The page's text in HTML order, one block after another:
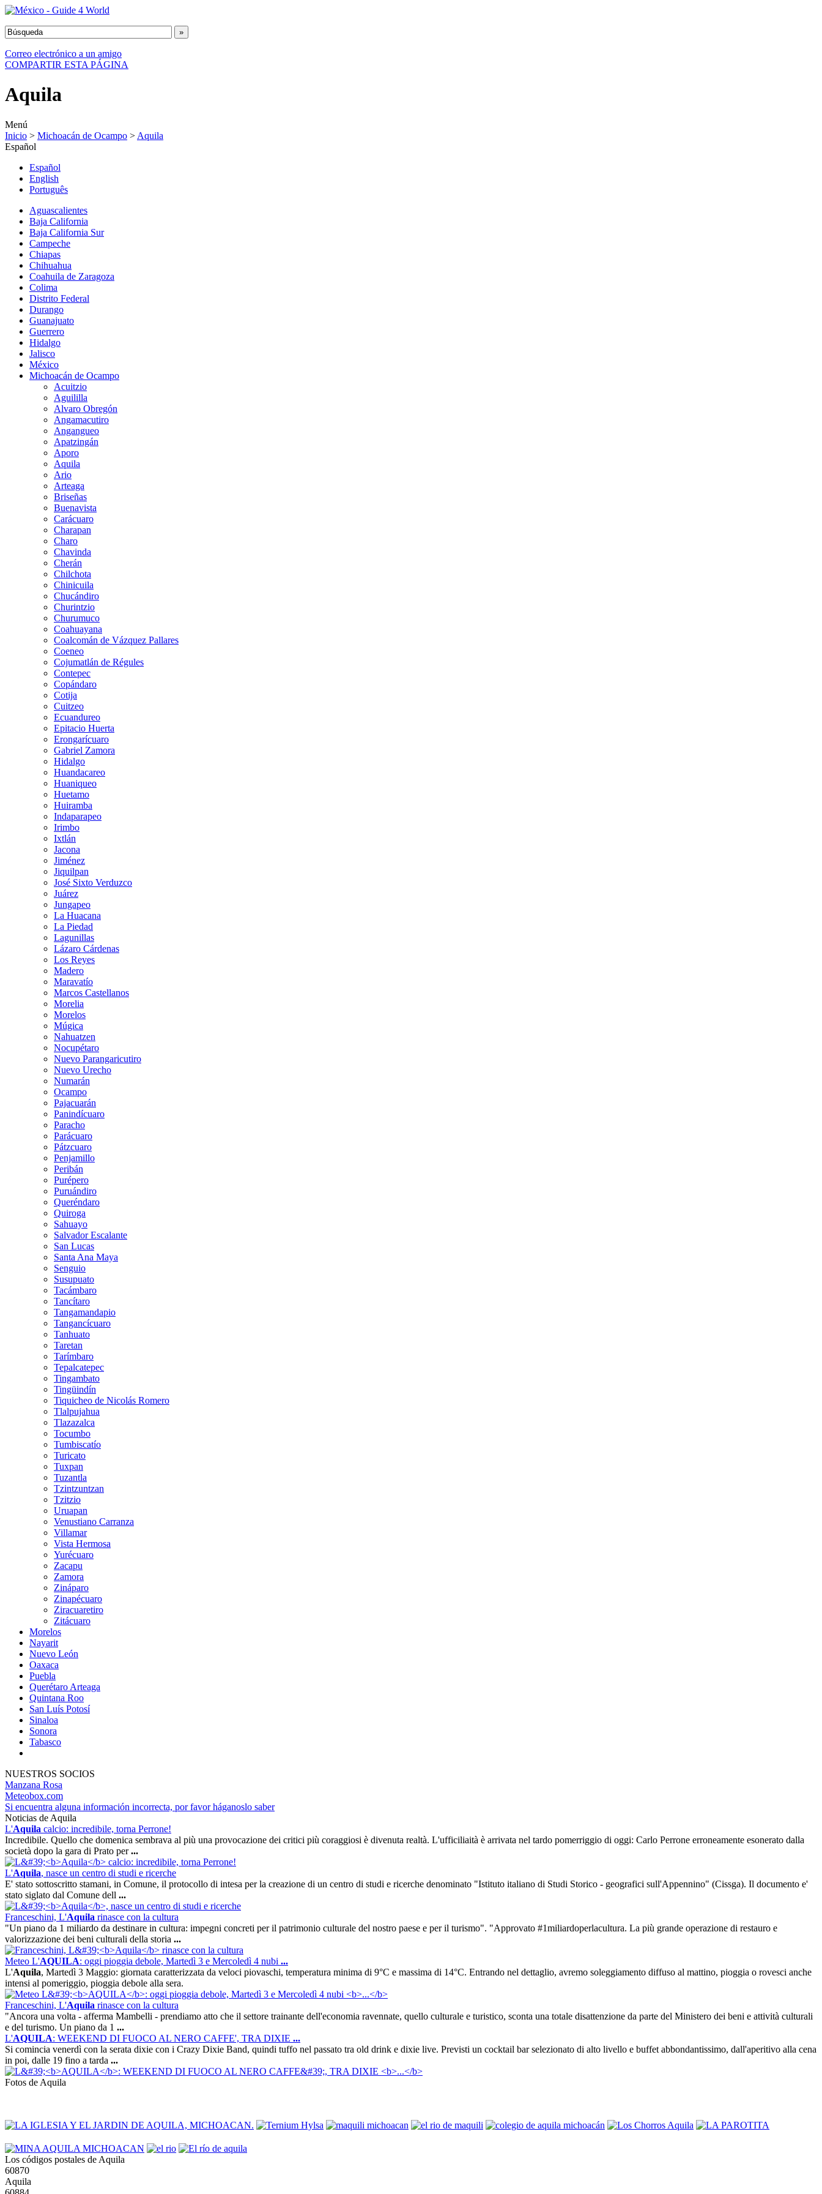
Correo electrónico a un amigo
COMPARTIR ESTA PÁGINA
Aquila
Menú
Inicio > Michoacán de Ocampo > Aquila
Español
Español
English
Português
Aguascalientes
Baja California
Baja California Sur
Campeche
Chiapas
Chihuahua
Coahuila de Zaragoza
Colima
Distrito Federal
Durango
Guanajuato
Guerrero
Hidalgo
Jalisco
México
Michoacán de Ocampo
Acuitzio
Aguililla
Alvaro Obregón
Angamacutiro
Angangueo
Apatzingán
Aporo
Aquila
Ario
Arteaga
Briseñas
Buenavista
Carácuaro
Charapan
Charo
Chavinda
Cherán
Chilchota
Chinicuila
Chucándiro
Churintzio
Churumuco
Coahuayana
Coalcomán de Vázquez Pallares
Coeneo
Cojumatlán de Régules
Contepec
Copándaro
Cotija
Cuitzeo
Ecuandureo
Epitacio Huerta
Erongarícuaro
Gabriel Zamora
Hidalgo
Huandacareo
Huaniqueo
Huetamo
Huiramba
Indaparapeo
Irimbo
Ixtlán
Jacona
Jiménez
Jiquilpan
José Sixto Verduzco
Juárez
Jungapeo
La Huacana
La Piedad
Lagunillas
Lázaro Cárdenas
Los Reyes
Madero
Maravatío
Marcos Castellanos
Morelia
Morelos
Múgica
Nahuatzen
Nocupétaro
Nuevo Parangaricutiro
Nuevo Urecho
Numarán
Ocampo
Pajacuarán
Panindícuaro
Paracho
Parácuaro
Pátzcuaro
Penjamillo
Peribán
Purépero
Puruándiro
Queréndaro
Quiroga
Sahuayo
Salvador Escalante
San Lucas
Santa Ana Maya
Senguio
Susupuato
Tacámbaro
Tancítaro
Tangamandapio
Tangancícuaro
Tanhuato
Taretan
Tarímbaro
Tepalcatepec
Tingambato
Tingüindín
Tiquicheo de Nicolás Romero
Tlalpujahua
Tlazazalca
Tocumbo
Tumbiscatío
Turicato
Tuxpan
Tuzantla
Tzintzuntzan
Tzitzio
Uruapan
Venustiano Carranza
Villamar
Vista Hermosa
Yurécuaro
Zacapu
Zamora
Zináparo
Zinapécuaro
Ziracuaretiro
Zitácuaro
Morelos
Nayarit
Nuevo León
Oaxaca
Puebla
Querétaro Arteaga
Quintana Roo
San Luís Potosí
Sinaloa
Sonora
Tabasco
NUESTROS SOCIOS
Manzana Rosa
Meteobox.com
Si encuentra alguna información incorrecta, por favor háganoslo saber
Noticias de Aquila
L'Aquila calcio: incredibile, torna Perrone!
Incredibile. Quello che domenica sembrava al più una provocazione dei critici più coraggiosi è divenuta realtà. L'ufficiliaità è arrivata nel tardo pomerriggio di oggi: Carlo Perrone erroneamente esonerato dalla
società dopo la gara di Prato per...
L'Aquila, nasce un centro di studi e ricerche
E' stato sottoscritto stamani, in Comune, il protocollo di intesa per la creazione di un centro di studi e ricerche denominato "Istituto italiano di Studi Storico - geografici sull'Appennino" (Cissga). Il documento e'
stato siglato dal Comune dell ...
Franceschini, L'Aquila rinasce con la cultura
"Un piano da 1 miliardo da destinare in cultura: impegni concreti per il patrimonio culturale del nostro paese e per il turismo". "Approvato #1miliardoperlacultura. La più grande operazione di restauro e
valorizzazione dei beni culturali della storia ...
Meteo L'AQUILA: oggi pioggia debole, Martedì 3 e Mercoledì 4 nubi ...
L'Aquila, Martedì 3 Maggio: giornata caratterizzata da veloci piovaschi, temperatura minima di 9°C e massima di 14°C. Entrando nel dettaglio, avremo soleggiamento diffuso al mattino, pioggia o rovesci anche
intensi al pomeriggio, pioggia debole alla sera.
Franceschini, L'Aquila rinasce con la cultura
"Ancora una volta - afferma Mambelli - prendiamo atto che il settore trainante dell'economia ravennate, quello culturale e turistico, sconta una totale disattenzione da parte del Ministero dei beni e attività culturali
e del turismo. Un piano da 1 ...
L'AQUILA: WEEKEND DI FUOCO AL NERO CAFFE', TRA DIXIE ...
Si comincia venerdì con la serata dixie con i Crazy Dixie Band, quindi tuffo nel passato tra old drink e dixie live. Previsti un cocktail bar selezionato di alto livello e buffet abbondantissimo, dall'aperitivo alla cena
in poi, dalle 19 fino a tarda ...
Fotos de Aquila
Los códigos postales de Aquila
60870
Aquila